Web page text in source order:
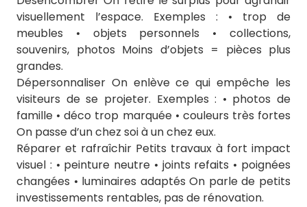
visuellement l’espace. Exemples : • trop de
meubles • objets personnels • collections,
souvenirs, photos Moins d’objets = pièces plus
grandes.
Dépersonnaliser On enlève ce qui empêche les
visiteurs de se projeter. Exemples : • photos de
famille • déco trop marquée • couleurs très fortes
On passe d’un chez soi à un chez eux.
Réparer et rafraîchir Petits travaux à fort impact
visuel : • peinture neutre • joints refaits • poignées
changées • luminaires adaptés On parle de petits
investissements rentables, pas de rénovation.